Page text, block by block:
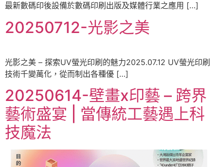
最新數碼印後設備於數碼印刷出版及媒體行業之應用 […]
20250712-光影之美
光影之美 – 探索UV螢光印刷的魅力2025.07.12 UV螢光印刷
技術千變萬化，從而制出各種優 […]
20250614-壁畫x印藝 – 跨界
藝術盛宴 | 當傳統工藝遇上科
技魔法